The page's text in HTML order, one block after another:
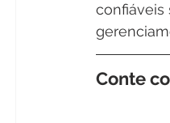
confiáveis
Conte